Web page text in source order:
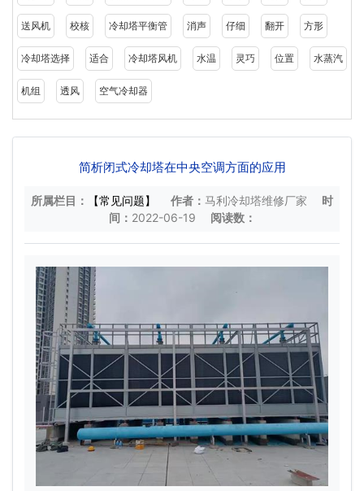
送风机 校核 冷却塔平衡管 消声 仔细 翻开 方形
冷却塔选择 适合 冷却塔风机 水温 灵巧 位置 水蒸汽
机组 透风 空气冷却器
简析闭式冷却塔在中央空调方面的应用
所属栏目： 【常见问题】 作者： 马利冷却塔维修厂家
时
间： 2022-06-19 阅读数：